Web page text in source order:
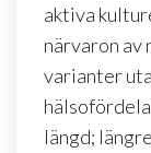
aktiva
närvaron
varianter
längd;